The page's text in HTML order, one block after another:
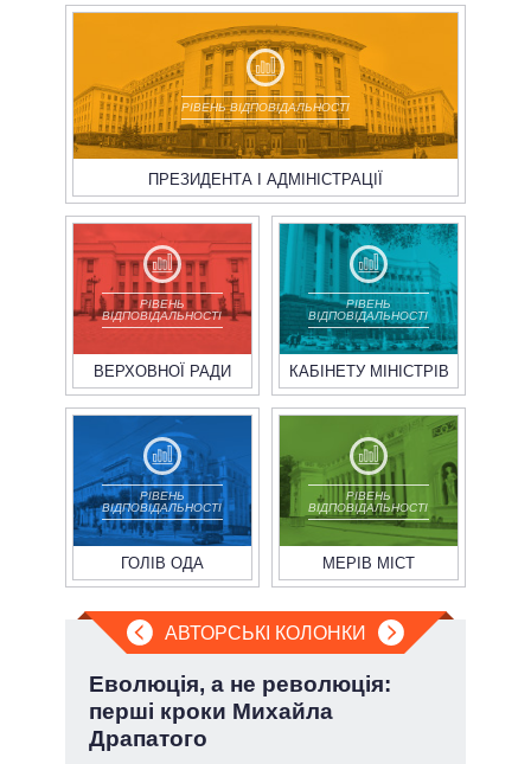
РІВЕНЬ ВІДПОВІДАЛЬНОСТІ
ПРЕЗИДЕНТА І АДМІНІСТРАЦІЇ
РІВЕНЬ
ВІДПОВІДАЛЬНОСТІ
ВЕРХОВНОЇ РАДИ
РІВЕНЬ
ВІДПОВІДАЛЬНОСТІ
КАБІНЕТУ МІНІСТРІВ
РІВЕНЬ
ВІДПОВІДАЛЬНОСТІ
ГОЛІВ ОДА
РІВЕНЬ
ВІДПОВІДАЛЬНОСТІ
МЕРІВ МІСТ
АВТОРСЬКІ КОЛОНКИ
Еволюція, а не революція:
перші кроки Михайла
Драпатого